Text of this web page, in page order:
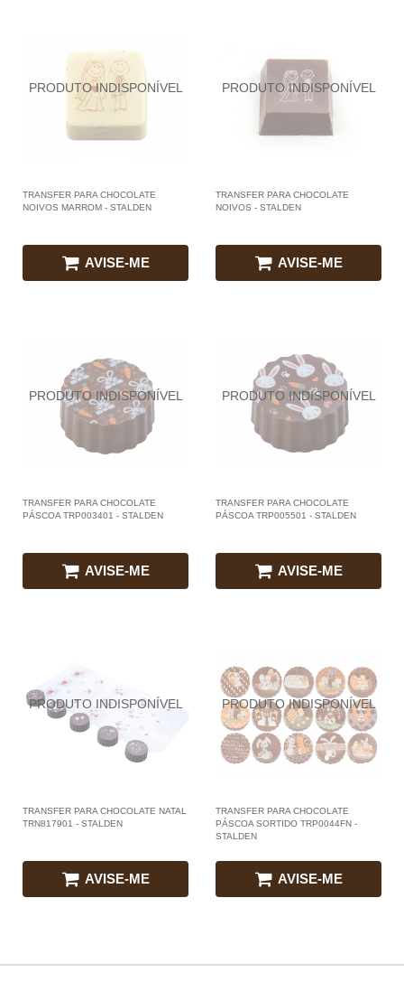
TRANSFER PARA CHOCOLATE
NOIVOS MARROM - STALDEN
AVISE-ME
TRANSFER PARA CHOCOLATE
NOIVOS - STALDEN
AVISE-ME
TRANSFER PARA CHOCOLATE
PÁSCOA TRP003401 - STALDEN
AVISE-ME
TRANSFER PARA CHOCOLATE
PÁSCOA TRP005501 - STALDEN
AVISE-ME
TRANSFER PARA CHOCOLATE NATAL
TRN817901 - STALDEN
AVISE-ME
TRANSFER PARA CHOCOLATE
PÁSCOA SORTIDO TRP0044FN -
STALDEN
AVISE-ME